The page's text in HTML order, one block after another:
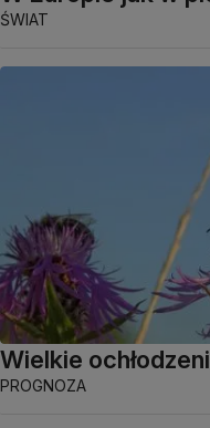
ŚWIAT
Wielkie
PROGNOZA